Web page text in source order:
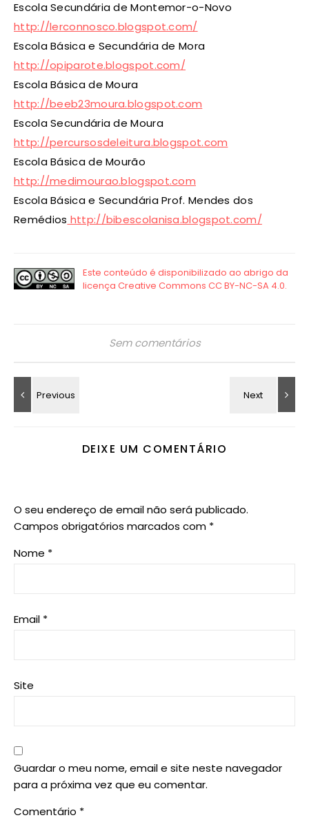
Escola Secundária de Montemor-o-Novo
http://lerconnosco.blogspot.com/
Escola Básica e Secundária de Mora
http://opiparote.blogspot.com/
Escola Básica de Moura
http://beeb23moura.blogspot.com
Escola Secundária de Moura
http://percursosdeleitura.blogspot.com
Escola Básica de Mourão
http://medimourao.blogspot.com
Escola Básica e Secundária Prof. Mendes dos
Remédios http://bibescolanisa.blogspot.com/
Sem comentários
DEIXE UM COMENTÁRIO
O seu endereço de email não será publicado.
Campos obrigatórios marcados com *
Nome *
Email *
Site
Guardar o meu nome, email e site neste navegador
para a próxima vez que eu comentar.
Comentário *